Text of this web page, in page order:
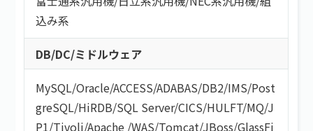
込み系
DB/DC/ミドルウェア
MySQL/Oracle/ACCESS/ADABAS/DB2/IMS/Post
greSQL/HiRDB/SQL Server/CICS/HULFT/MQ/J
P1/Tivoli/Apache /WAS/Tomcat/JBoss/GlassFi